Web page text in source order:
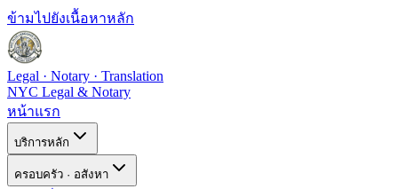
ข้ามไปยังเนื้อหาหลัก
Legal · Notary · Translation
NYC Legal & Notary
หน้าแรก
บริการหลัก
ครอบครัว · อสังหา